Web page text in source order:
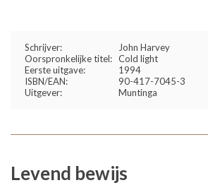
Schrijver:
John Harvey
Oorspronkelijke titel: Cold light
Eerste uitgave:
1994
ISBN/EAN:
90-417-7045-3
Uitgever:
Muntinga
Levend bewijs